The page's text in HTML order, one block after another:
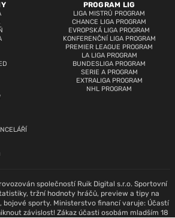
PROGRAM LIG
LIGA MISTRŮ PROGRAM
CHANCE LIGA PROGRAM
EVROPSKÁ LIGA PROGRAM
KONFERENČNÍ LIGA PROGRAM
PREMIER LEAGUE PROGRAM
LA LIGA PROGRAM
BUNDESLIGA PROGRAM
SERIE A PROGRAM
EXTRALIGA PROGRAM
NHL PROGRAM
společností Ruik Digital s.r.o. Sportovní
tržní hodnoty hráčů, preview a tipy na
bojové sporty. Ministerstvo financí varuje: Účastí
závislost! Zákaz účasti osobám mladším 18